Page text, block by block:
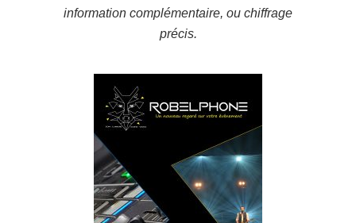
information complémentaire, ou chiffrage
précis.